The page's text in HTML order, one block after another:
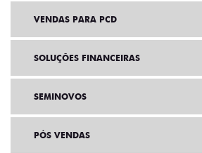
VENDAS PARA PCD
SOLUÇÕES FINANCEIRAS
SEMINOVOS
PÓS VENDAS